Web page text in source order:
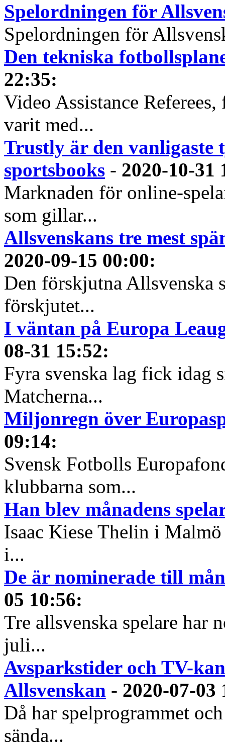
Spelordningen för
Spelordningen för
Den tekniska
22:35:
Video Assistance
varit med...
Trustly är den vanligaste
sportsbooks - 2020-10-31
Marknaden för online-
som gillar...
Allsvenskans tre mest
2020-09-15 00:00:
Den förskjutna Allsvenska
förskjutet...
I väntan på Europa
08-31 15:52:
Fyra svenska lag fick idag
Matcherna...
Miljonregn över
09:14:
Svensk Fotbolls
klubbarna som...
Han blev månadens
Isaac Kiese Thelin i
i...
De är nominerade till
05 10:56:
Tre allsvenska spelare har
juli...
Avsparkstider och TV-
Allsvenskan - 2020-07-03
Då har spelprogrammet
sända...